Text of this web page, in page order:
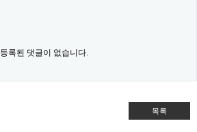
등록된 댓글이 없습니다.
목록